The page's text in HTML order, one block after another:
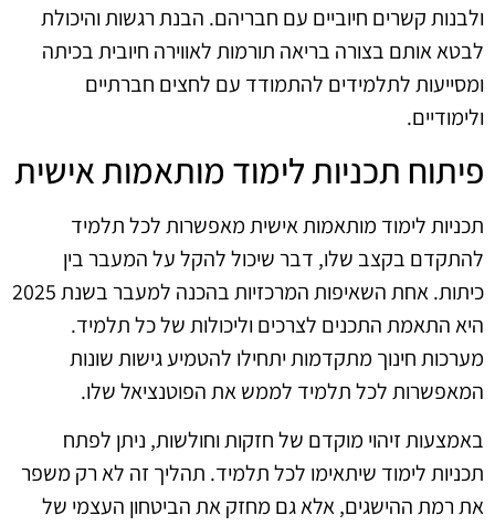
ולבנות קשרים חיוביים עם חבריהם. הבנת רגשות והיכולת
לבטא אותם בצורה בריאה תורמות לאווירה חיובית בכיתה
ומסייעות לתלמידים להתמודד עם לחצים חברתיים
ולימודיים.
פיתוח תכניות לימוד מותאמות אישית
תכניות לימוד מותאמות אישית מאפשרות לכל תלמיד
להתקדם בקצב שלו, דבר שיכול להקל על המעבר בין
כיתות. אחת השאיפות המרכזיות בהכנה למעבר בשנת 2025
היא התאמת התכנים לצרכים וליכולות של כל תלמיד.
מערכות חינוך מתקדמות יתחילו להטמיע גישות שונות
המאפשרות לכל תלמיד לממש את הפוטנציאל שלו.
באמצעות זיהוי מוקדם של חזקות וחולשות, ניתן לפתח
תכניות לימוד שיתאימו לכל תלמיד. תהליך זה לא רק משפר
את רמת ההישגים, אלא גם מחזק את הביטחון העצמי של